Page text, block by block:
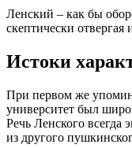
Ленский – как бы
скептически
Истоки
При первом же
университет был
Речь Ленского
из другого